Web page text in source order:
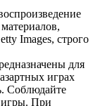
Images, строго
для
играх
Соблюдайте
игры. При